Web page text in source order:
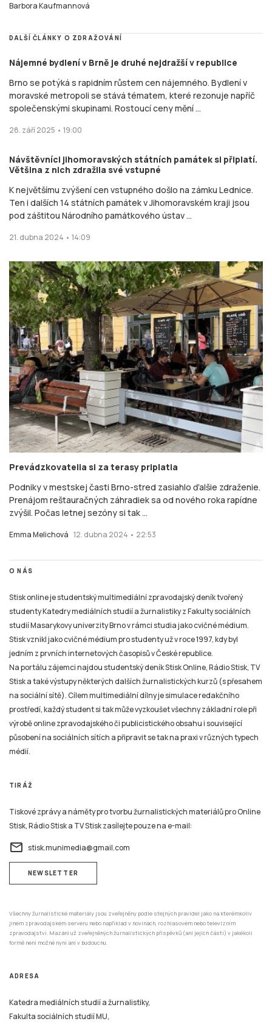
Barbora Kaufmannová
DALŠÍ ČLÁNKY O ZDRAŽOVÁNÍ
Nájemné bydlení v Brně je druhé nejdražší v republice
Brno se potýká s rapidním růstem cen nájemného. Bydlení v
moravské metropoli se stává tématem, které rezonuje napříč
společenskými skupinami. Rostoucí ceny mění ...
28. září 2025 • 19:00
Návštěvníci jihomoravských státních památek si připlatí.
Většina z nich zdražila své vstupné
K největšímu zvýšení cen vstupného došlo na zámku Lednice.
Ten i dalších 14 státních památek v Jihomoravském kraji jsou
pod záštitou Národního památkového ústav ...
21. dubna 2024 • 14:09
Prevádzkovatelia si za terasy priplatia
Podniky v mestskej časti Brno-stred zasiahlo ďalšie zdraženie.
Prenájom reštauračných záhradiek sa od nového roka rapídne
zvýšil. Počas letnej sezóny si tak ...
Emma Melichová 12. dubna 2024 • 22:53
O NÁS
Stisk online je studentský multimediální zpravodajský deník tvořený
studenty Katedry mediálních studií a žurnalistiky z Fakulty sociálních
studií Masarykovy univerzity Brno v rámci studia jako cvičné médium.
Stisk vznikl jako cvičné médium pro studenty už v roce 1997, kdy byl
jedním z prvních internetových časopisů v České republice.
Na portálu zájemci najdou studentský deník Stisk Online, Rádio Stisk, TV
Stisk a také výstupy některých dalších žurnalistických kurzů (s přesahem
na sociální sítě). Cílem multimediální dílny je simulace redakčního
prostředí, každý student si tak může vyzkoušet všechny základní role při
výrobě online zpravodajského či publicistického obsahu i související
působení na sociálních sítích a připravit se tak na praxi v různých typech
médií.
TIRÁŽ
Tiskové zprávy a náměty pro tvorbu žurnalistických materiálů pro Online
Stisk, Rádio Stisk a TV Stisk zasílejte pouze na e-mail:
email stisk.munimedia@gmail.com
NEWSLETTER
Všechny žurnalistické materiály jsou zveřejněny podle stejných pravidel jako na kterémkoliv
jiném zpravodajském serveru nebo například v novinách, rozhlasovém nebo televizním
zpravodajství. Mazání už zveřejněných žurnalistických příspěvků (ani jejich částí) v jakékoli
formě není možné nyní ani v budoucnu.
ADRESA
Katedra mediálních studií a žurnalistiky,
Fakulta sociálních studií MU,